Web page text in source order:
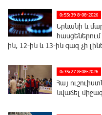
0:55:39 8-08-2026
Երևանի և
ին, 12-ին և 13-ին գազ չի
0:35:27 8-08-2026
Հայ
նվաճել